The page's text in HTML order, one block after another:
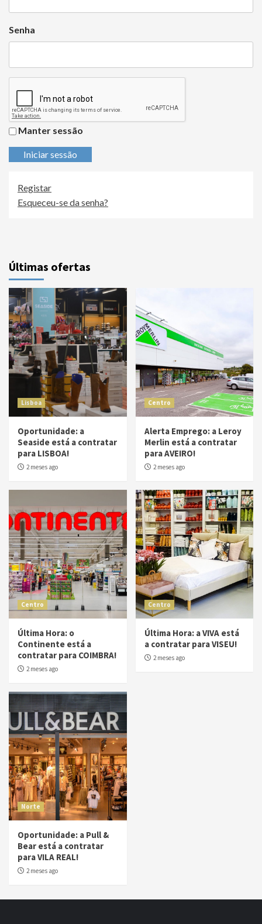
Senha
Manter sessão
Iniciar sessão
Registar
Esqueceu-se da senha?
Últimas ofertas
Lisboa
Oportunidade: a
Seaside está a contratar
para LISBOA!
2 meses ago
Centro
Alerta Emprego: a Leroy
Merlin está a contratar
para AVEIRO!
2 meses ago
Centro
Última Hora: o
Continente está a
contratar para COIMBRA!
2 meses ago
Centro
Última Hora: a VIVA está
a contratar para VISEU!
2 meses ago
Norte
Oportunidade: a Pull &
Bear está a contratar
para VILA REAL!
2 meses ago